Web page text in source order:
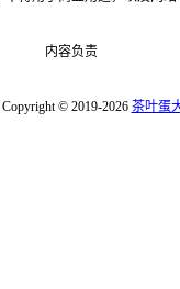
内容负责
© 2019-2026 茶叶蛋